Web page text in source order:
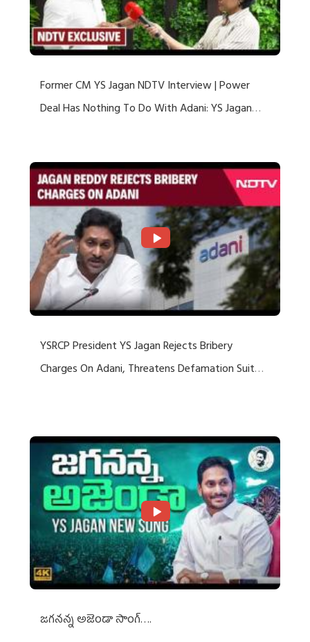
Former CM YS Jagan NDTV Interview | Power
Deal Has Nothing To Do With Adani: YS Jagan
YSRCP President YS Jagan Rejects Bribery
Charges On Adani, Threatens Defamation Suit
జగనన్న అజెండా సాంగ్….